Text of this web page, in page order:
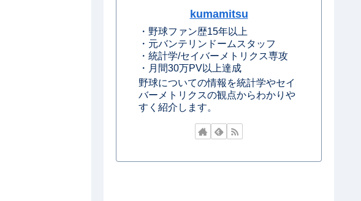
kumamitsu
・野球ファン歴15年以上
・元バンテリンドームスタッフ
・統計学/セイバーメトリクス専攻
・月間30万PV以上達成
野球についての情報を統計学やセイ
バーメトリクスの観点からわかりや
すく紹介します。